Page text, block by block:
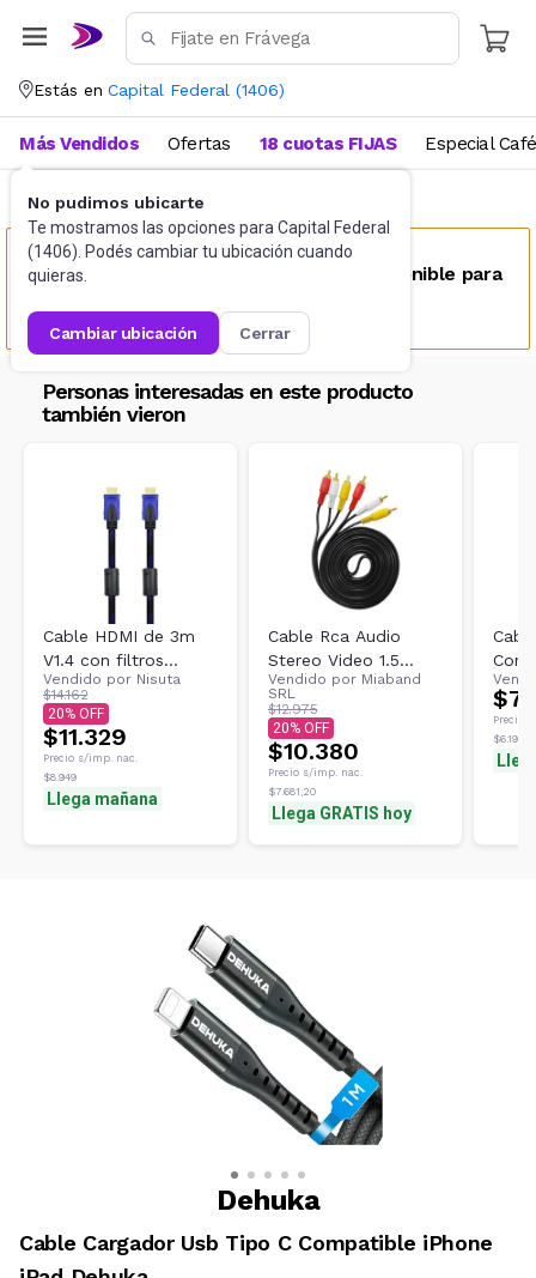
Estás en Capital Federal (1406)
No pudimos ubicarte
Te mostramos las opciones para Capital Federal
(1406). Podés cambiar tu ubicación cuando
quieras.
cambiar ubicación cerrar
Más Vendidos Ofertas 18 cuotas FIJAS Especial Café
Accesorios de Informática
Este producto no se encuentra disponible para
Personas interesadas en este producto
también vieron
Cable HDMI de 3m
V1.4 con filtros
1080P malla de tela
NISUTA - NSCAHD3M
Vendido por Nisuta
$14.162
20
$11.329
Precio s/imp. nac.
$8.949
Llega mañana
Cable Rca Audio
Stereo Video 1.5
Metros De 3 Rca A 3
Rca Av
Vendido por Miaband
SRL
$12.975
20
$10.380
Precio s/imp. nac.
$7.681,20
Llega GRATIS hoy
Precio
Dehuka
Cable Cargador Usb Tipo C Compatible iPhone